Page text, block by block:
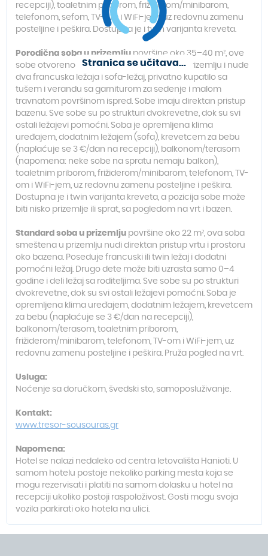
recepciji), toaletnim priborom, frižiderom/minibarom,
telefonom, sefom, TV-om i WiFi-jem, uz redovnu zamenu
posteljine i peškira. Dostupna je i twin varijanta kreveta.
Porodična soba u prizemlju površine oko 35–40 m², ove
sobe otvorenog koncepta smeštene su u prizemlju i nude
dva francuska ležaja i sofa-ležaj, privatno kupatilo sa
tušem i verandu sa garniturom za sedenje i malom
travnatom površinom ispred. Sobe imaju direktan pristup
bazenu. Sve sobe su po strukturi dvokrevetne, dok su svi
ostali ležajevi pomoćni. Soba je opremljena klima
uređajem, dodatnim ležajem (sofa), krevetcem za bebu
(naplaćuje se 3 €/dan na recepciji), balkonom/terasom
(napomena: neke sobe na spratu nemaju balkon),
toaletnim priborom, frižiderom/minibarom, telefonom, TV-
om i WiFi-jem, uz redovnu zamenu posteljine i peškira.
Dostupna je i twin varijanta kreveta, a pozicija sobe može
biti nisko prizemlje ili sprat, sa pogledom na vrt i bazen.
Standard soba u prizemlju površine oko 22 m², ova soba
smeštena u prizemlju nudi direktan pristup vrtu i prostoru
oko bazena. Poseduje francuski ili twin ležaj i dodatni
pomoćni ležaj. Drugo dete može biti uzrasta samo 0–4
godine i deli ležaj sa roditeljima. Sve sobe su po strukturi
dvokrevetne, dok su svi ostali ležajevi pomoćni. Soba je
opremljena klima uređajem, dodatnim ležajem, krevetcem
za bebu (naplaćuje se 3 €/dan na recepciji),
balkonom/terasom, toaletnim priborom,
frižiderom/minibarom, telefonom, TV-om i WiFi-jem, uz
redovnu zamenu posteljine i peškira. Pruža pogled na vrt.
Usluga:
Noćenje sa doručkom, švedski sto, samoposluživanje.
Kontakt:
www.tresor-sousouras.gr
Napomena:
Hotel se nalazi nedaleko od centra letovališta Hanioti. U
samom hotelu postoje nekoliko parking mesta koja se
mogu rezervisati i platiti na samom dolasku u hotel na
recepciji ukoliko postoji raspoloživost. Gosti mogu svoja
vozila parkirati oko hotela na ulici.
Stranica se učitava...